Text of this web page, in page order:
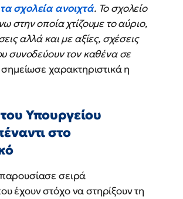
τα σχολεία ανοιχτά. Το σχολείο
στην οποία χτίζουμε το αύριο,
αλλά και με αξίες, σχέσεις
συνοδεύουν τον καθένα σε
χαρακτηριστικά η
Υπουργείου
στο
σειρά
έχουν στόχο να στηρίξουν τη